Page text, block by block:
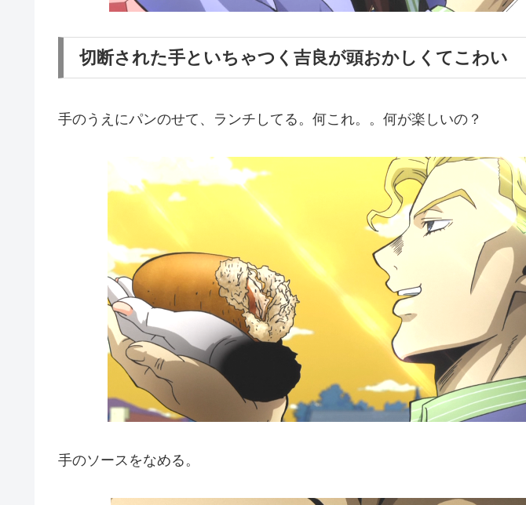
切断された手といちゃつく吉良が頭おかしくてこわい
手のうえにパンのせて、ランチしてる。何これ。。何が楽しいの？
手のソースをなめる。